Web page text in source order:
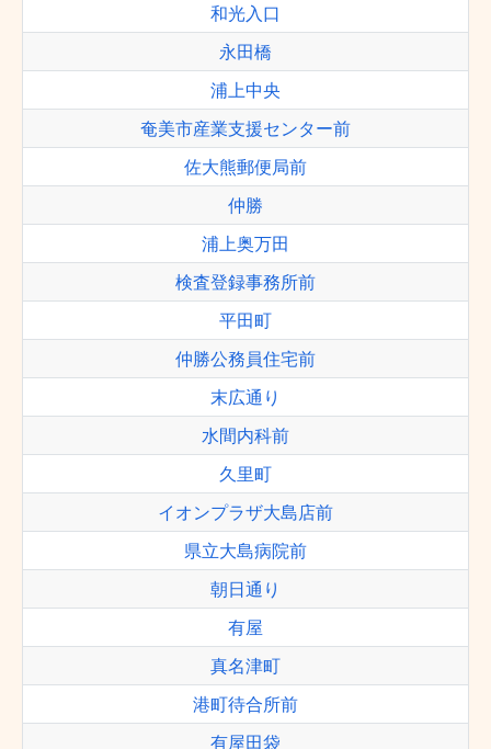
和光入口
永田橋
浦上中央
奄美市産業支援センター前
佐大熊郵便局前
仲勝
浦上奥万田
検査登録事務所前
平田町
仲勝公務員住宅前
末広通り
水間内科前
久里町
イオンプラザ大島店前
県立大島病院前
朝日通り
有屋
真名津町
港町待合所前
有屋田袋